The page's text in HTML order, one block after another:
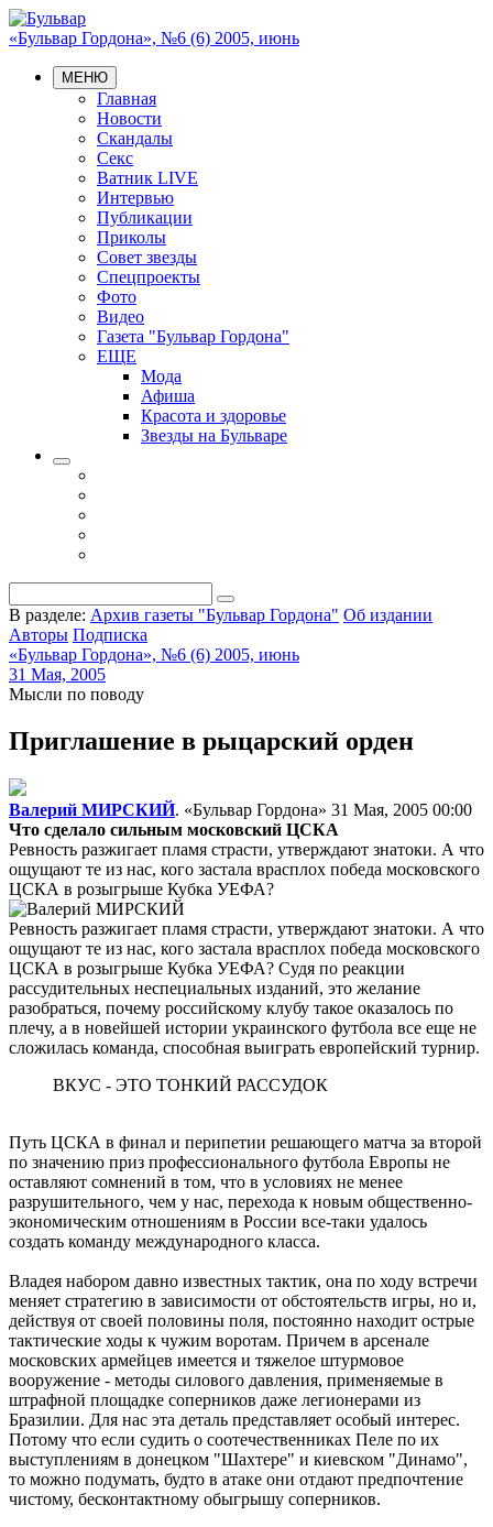
«Бульвар Гордона», №6 (6) 2005, июнь
МЕНЮ
Главная
Новости
Скандалы
Секс
Ватник LIVE
Интервью
Публикации
Приколы
Совет звезды
Спецпроекты
Фото
Видео
Газета "Бульвар Гордона"
ЕЩЕ
Мода
Афиша
Красота и здоровье
Звезды на Бульваре
В разделе: Архив газеты "Бульвар Гордона" Об издании
Авторы Подписка
«Бульвар Гордона», №6 (6) 2005, июнь
31 Мая, 2005
Мысли по поводу
Приглашение в рыцарский орден
Валерий МИРСКИЙ. «Бульвар Гордона» 31 Мая, 2005 00:00
Что сделало сильным московский ЦСКА
Ревность разжигает пламя страсти, утверждают знатоки. А что
ощущают те из нас, кого застала врасплох победа московского
ЦСКА в розыгрыше Кубка УЕФА?
Ревность разжигает пламя страсти, утверждают знатоки. А что
ощущают те из нас, кого застала врасплох победа московского
ЦСКА в розыгрыше Кубка УЕФА? Судя по реакции
рассудительных нeспециальных изданий, это желание
разобраться, почему российскому клубу такое оказалось по
плечу, а в новейшей истории украинского футбола все еще не
сложилась команда, способная выиграть европейский турнир.
ВКУС - ЭТО ТОНКИЙ РАССУДОК
Путь ЦСКА в финал и перипетии решающего матча за второй
по значению приз профессионального футбола Европы не
оставляют сомнений в том, что в условиях не менее
разрушительного, чем у нас, перехода к новым общественно-
экономическим отношениям в России все-таки удалось
создать команду международного класса.
Владея набором давно известных тактик, она по ходу встречи
меняет стратегию в зависимости от обстоятельств игры, но и,
действуя от своей половины поля, постоянно находит острые
тактические ходы к чужим воротам. Причем в арсенале
московских армейцев имеется и тяжелое штурмовое
вооружение - методы силового давления, применяемые в
штрафной площадке соперников даже легионерами из
Бразилии. Для нас эта деталь представляет особый интерес.
Потому что если судить о соотечественниках Пеле по их
выступлениям в донецком "Шахтере" и киевском "Динамо",
то можно подумать, будто в атаке они отдают предпочтение
чистому, бесконтактному обыгрышу соперников.